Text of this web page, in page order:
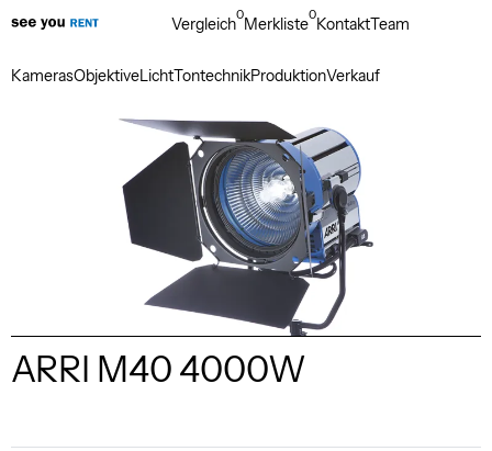
KamerasObjektiveLichtTontechnikProduktionVerkauf
Vergleich0Merkliste0KontaktTeam
ARRI M40 4000W